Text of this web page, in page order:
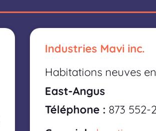
Industries Mavi inc.
Habitations neuves
East-Angus
Téléphone : 873 552-